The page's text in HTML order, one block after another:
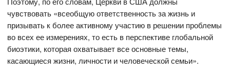
чувствовать «всеобщую ответственность за жизнь и
призывать к более активному участию в решении проблемы
во всех ее измерениях, то есть в перспективе глобальной
биоэтики, которая охватывает все основные темы,
касающиеся жизни, личности и человеческой семьи».